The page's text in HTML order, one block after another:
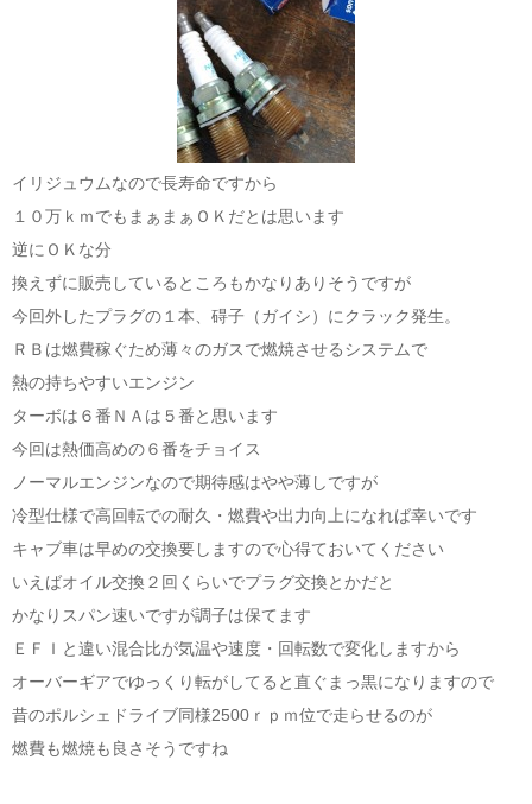
イリジュウムなので長寿命ですから
１０万ｋｍでもまぁまぁＯＫだとは思います
逆にＯＫな分
換えずに販売しているところもかなりありそうですが
今回外したプラグの１本、碍子（ガイシ）にクラック発生。
ＲＢは燃費稼ぐため薄々のガスで燃焼させるシステムで
熱の持ちやすいエンジン
ターボは６番ＮＡは５番と思います
今回は熱価高めの６番をチョイス
ノーマルエンジンなので期待感はやや薄しですが
冷型仕様で高回転での耐久・燃費や出力向上になれば幸いです
キャブ車は早めの交換要しますので心得ておいてください
いえばオイル交換２回くらいでプラグ交換とかだと
かなりスパン速いですが調子は保てます
ＥＦＩと違い混合比が気温や速度・回転数で変化しますから
オーバーギアでゆっくり転がしてると直ぐまっ黒になりますので
昔のポルシェドライブ同様2500ｒｐｍ位で走らせるのが
燃費も燃焼も良さそうですね